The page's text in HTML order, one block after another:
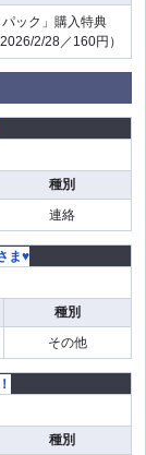
ック」購入特典
2/28／160円）
種別
連絡
種別
その他
種別